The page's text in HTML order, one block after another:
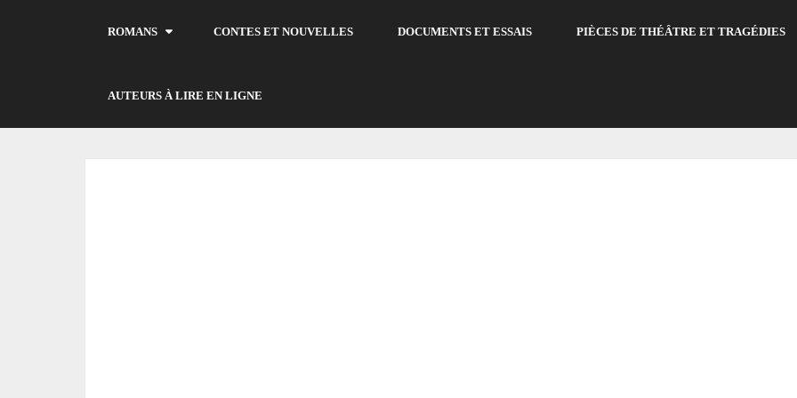
ROMANS CONTES ET NOUVELLES DOCUMENTS ET ESSAIS PIÈCES DE THÉÂTRE ET TRAGÉDIES
AUTEURS À LIRE EN LIGNE